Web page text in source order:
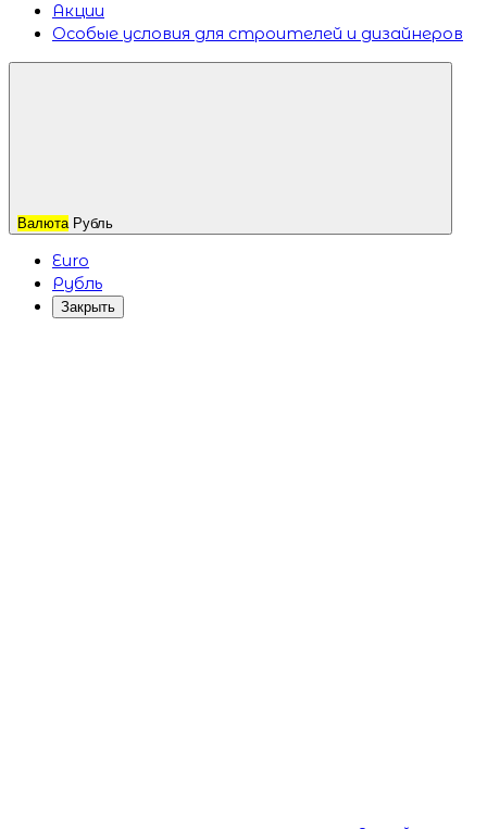
Акции
Особые условия для строителей и дизайнеров
Валюта Рубль
Euro
Рубль
Закрыть